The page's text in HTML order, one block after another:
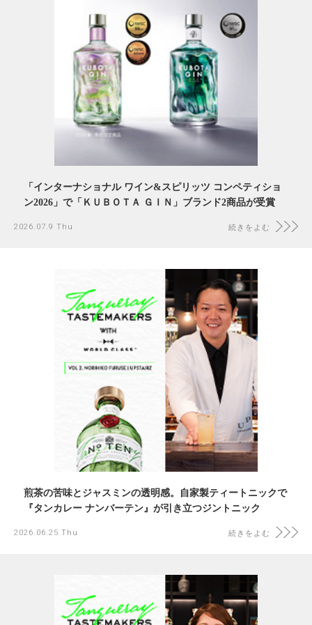
「インターナショナル ワイン&スピリッツ コンペティショ
ン2026」で「ＫＵＢＯＴＡ ＧＩＮ」ブランド2商品が受賞
2026.07.9 Thu 続きをよむ
煎茶の苦味とジャスミンの透明感。自家製ティートニックで
『タンカレー ナンバーテン』が引き立つジントニック
2026.06.25 Thu 続きをよむ